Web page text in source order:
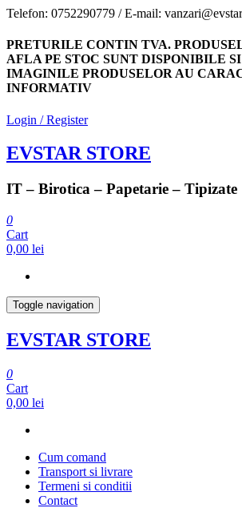
Skip
the
content
Telefon: 0752290779 / E-mail:
PRETURILE CONTIN TVA.
AFLA PE STOC SUNT DISPONIBILE
IMAGINILE PRODUSELOR AU
INFORMATIV
Login / Register
EVSTAR STORE
IT – Birotica – Papetarie – Tipizate
0
Cart
0,00 lei
Toggle navigation
EVSTAR STORE
0
Cart
0,00 lei
Cum comand
Transport si livrare
Termeni si conditii
Contact